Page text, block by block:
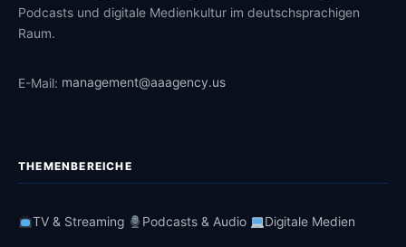
Podcasts und digitale Medienkultur im deutschsprachigen
Raum.
E-Mail: management@aaagency.us
THEMENBEREICHE
TV & Streaming Podcasts & Audio Digitale Medien